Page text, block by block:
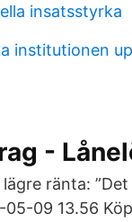
insatsstyrka
institutionen
-
ränta: ”Det
05-09 13.56